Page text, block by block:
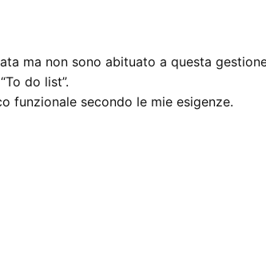
ma non sono abituato a questa
do list”.
funzionale secondo le mie esigenze.